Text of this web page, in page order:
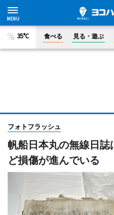
35°C 食べる 見る・遊ぶ
フォトフラッシュ
帆船日本丸の無線日
ど損傷が進んでいる